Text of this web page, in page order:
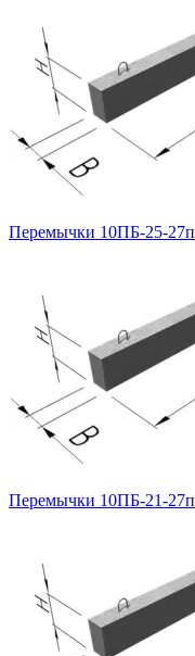
Перемычки 10ПБ-25-27п
Перемычки 10ПБ-21-27п